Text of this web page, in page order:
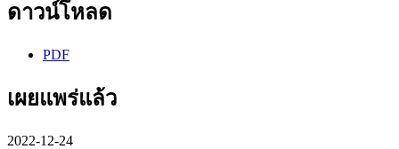
ดาวน์โหลด
PDF
เผยแพร่แล้ว
2022-12-24